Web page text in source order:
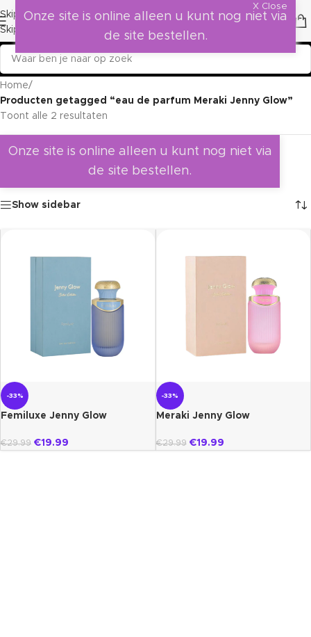
Skip to navigation
Skip to main content
Home/
Producten getagged “eau de parfum Meraki Jenny Glow”
Toont alle 2 resultaten
Onze site is online alleen u kunt nog niet via
de site bestellen.
Show sidebar
-33%
Femiluxe Jenny Glow
€29.99 €19.99
-33%
Meraki Jenny Glow
€29.99 €19.99
X Close
Onze site is online alleen u kunt nog niet via
de site bestellen.